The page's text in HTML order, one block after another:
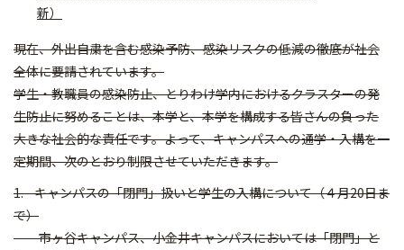
新）
現在、外出自粛を含む感染予防、感染リスクの低減の徹底が社会
全体に要請されています。
学生・教職員の感染防止、とりわけ学内におけるクラスターの発
生防止に努めることは、本学と、本学を構成する皆さんの負った
大きな社会的な責任です。よって、キャンパスへの通学・入構を一
定期間、次のとおり制限させていただきます。
1. キャンパスの「閉門」扱いと学生の入構について（４月20日ま
で）
市ヶ谷キャンパス、小金井キャンパスにおいては「閉門」と